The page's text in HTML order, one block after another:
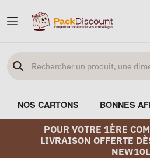
NOS CARTONS BONNES
POUR VOTRE 1ÈRE
LIVRAISON OFFERTE
NEW10L